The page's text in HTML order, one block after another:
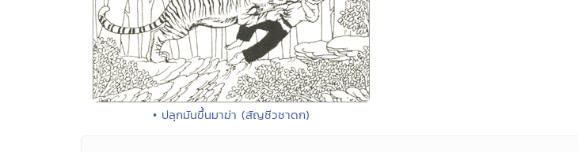
• ปลุกมันขึ้นมาฆ่า (สัญชีวชาดก)